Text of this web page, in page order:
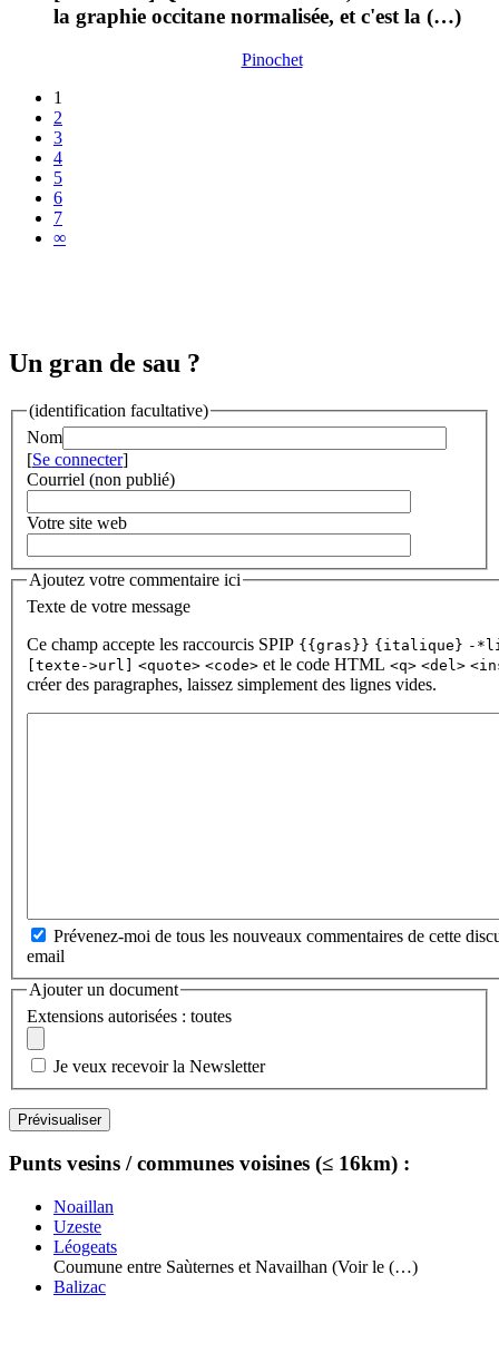
la graphie occitane normalisée, et c'est la (…)
Pinochet
1
2
3
4
5
6
7
∞
Un gran de sau ?
(identification facultative)
Nom
[Se connecter]
Courriel (non publié)
Votre site web
Ajoutez votre commentaire ici
Texte de votre message
Ce champ accepte les raccourcis SPIP {{gras}} {italique} -
[texte->url]
<quote> <code> et le code HTML <q> <del>
créer des paragraphes, laissez simplement des lignes vides.
Prévenez-moi de tous les nouveaux commentaires de cette
email
Ajouter un document
Extensions autorisées : toutes
Je veux recevoir la Newsletter
Punts vesins / communes voisines (≤ 16km) :
Noaillan
Uzeste
Léogeats
Coumune entre Saùternes et Navailhan (Voir le (…)
Balizac